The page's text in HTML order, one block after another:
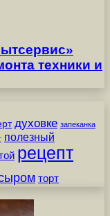
техники и
духовке запеканка
полезный
рецепт
торт